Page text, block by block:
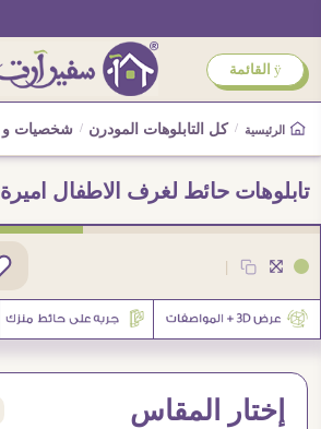
ÿ القائمة
الرئيسية / كل التابلوهات المودرن / شخصيات و
تابلوهات حائط لغرف الاطفال
|
إختار المقاس